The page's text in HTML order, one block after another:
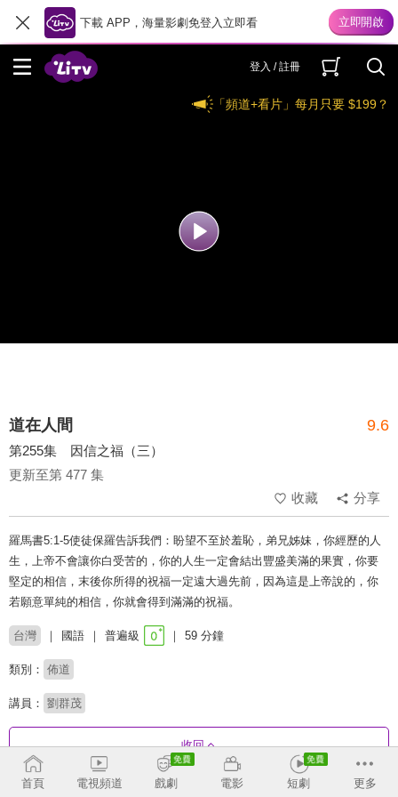
下載 APP，海量影劇免登入立即看
登入 / 註冊
「頻道+看片」每月只要 $199？
道在人間 9.6
第255集 因信之福（三）
更新至第 477 集
收藏
分享
羅馬書5:1-5使徒保羅告訴我們：盼望不至於羞恥，弟兄姊妹，你經歷的人
生，上帝不會讓你白受苦的，你的人生一定會結出豐盛美滿的果實，你要
堅定的相信，末後你所得的祝福一定遠大過先前，因為這是上帝說的，你
若願意單純的相信，你就會得到滿滿的祝福。
台灣 國語 普遍級 59 分鐘
類別： 佈道
講員： 劉群茂
收回
首頁 電視頻道 戲劇 電影 短劇 更多